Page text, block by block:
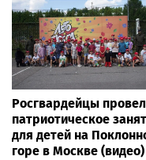
Росгвардейцы
патриотическое
для детей на
горе в Москве (видео)